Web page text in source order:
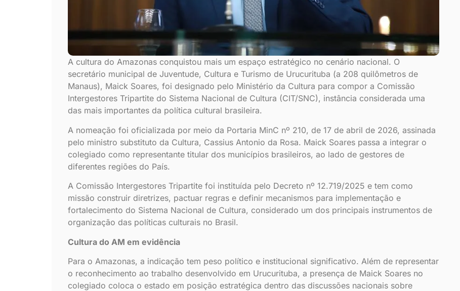
A cultura do Amazonas conquistou mais um espaço estratégico no cenário nacional. O
secretário municipal de Juventude, Cultura e Turismo de Urucurituba (a 208 quilômetros de
Manaus), Maick Soares, foi designado pelo Ministério da Cultura para compor a Comissão
Intergestores Tripartite do Sistema Nacional de Cultura (CIT/SNC), instância considerada uma
das mais importantes da política cultural brasileira.
A nomeação foi oficializada por meio da Portaria MinC nº 210, de 17 de abril de 2026, assinada
pelo ministro substituto da Cultura, Cassius Antonio da Rosa. Maick Soares passa a integrar o
colegiado como representante titular dos municípios brasileiros, ao lado de gestores de
diferentes regiões do País.
A Comissão Intergestores Tripartite foi instituída pelo Decreto nº 12.719/2025 e tem como
missão construir diretrizes, pactuar regras e definir mecanismos para implementação e
fortalecimento do Sistema Nacional de Cultura, considerado um dos principais instrumentos de
organização das políticas culturais no Brasil.
Cultura do AM em evidência
Para o Amazonas, a indicação tem peso político e institucional significativo. Além de representar
o reconhecimento ao trabalho desenvolvido em Urucurituba, a presença de Maick Soares no
colegiado coloca o estado em posição estratégica dentro das discussões nacionais sobre